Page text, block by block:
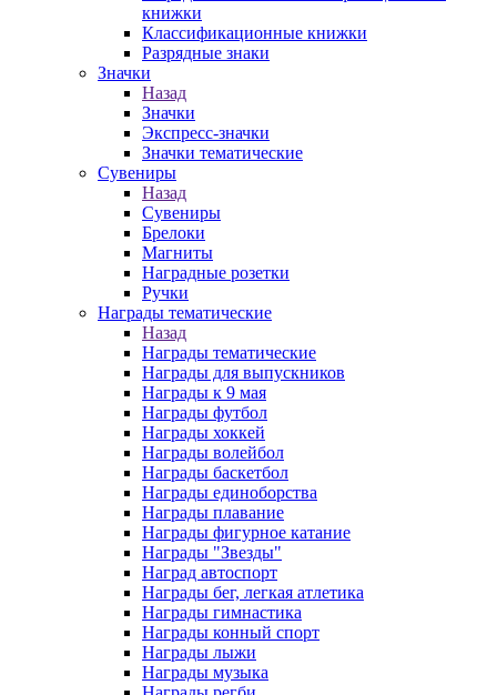
книжки
Классификационные книжки
Разрядные знаки
Значки
Назад
Значки
Экспресс-значки
Значки тематические
Сувениры
Назад
Сувениры
Брелоки
Магниты
Наградные розетки
Ручки
Награды тематические
Назад
Награды тематические
Награды для выпускников
Награды к 9 мая
Награды футбол
Награды хоккей
Награды волейбол
Награды баскетбол
Награды единоборства
Награды плавание
Награды фигурное катание
Награды "Звезды"
Наград автоспорт
Награды бег, легкая атлетика
Награды гимнастика
Награды конный спорт
Награды лыжи
Награды музыка